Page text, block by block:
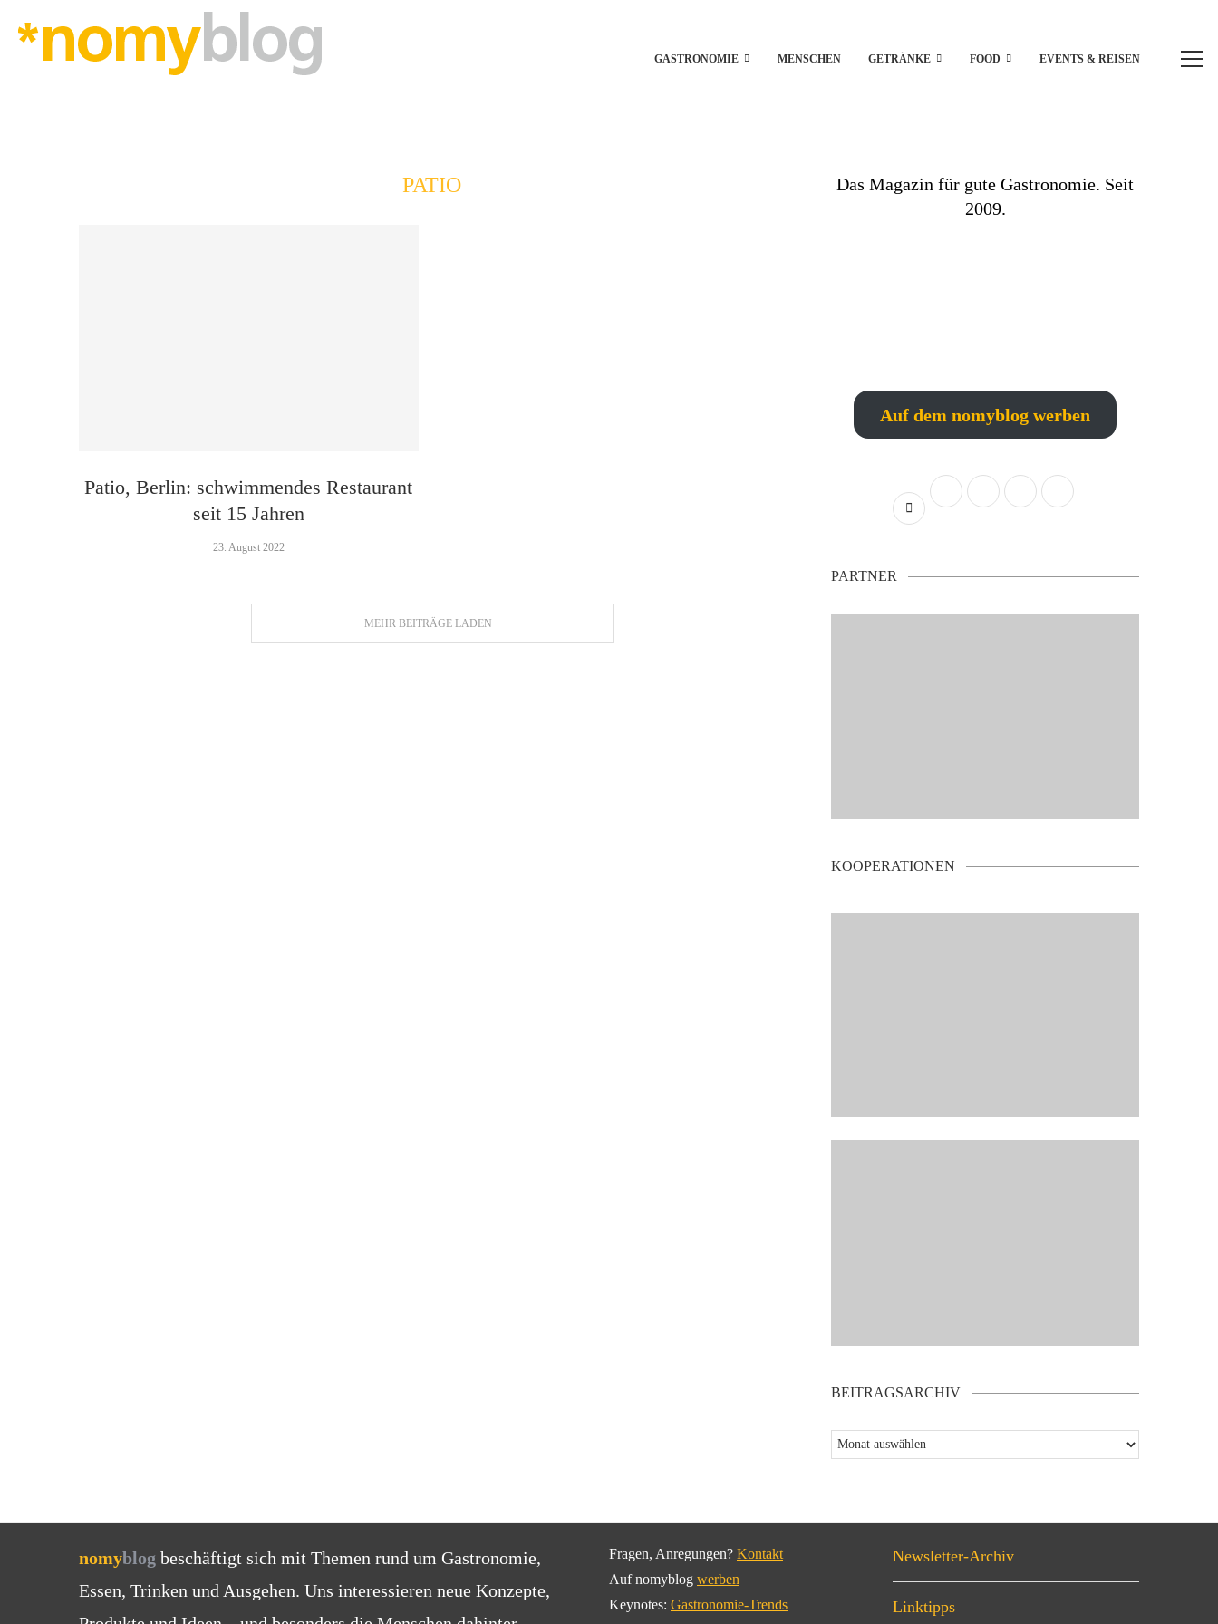
GASTRONOMIE MENSCHEN GETRÄNKE FOOD EVENTS & REISEN
PATIO
Patio, Berlin: schwimmendes Restaurant
seit 15 Jahren
23. August 2022
MEHR BEITRÄGE LADEN
Das Magazin für gute Gastronomie. Seit
2009.
Auf dem nomyblog werben
PARTNER
KOOPERATIONEN
BEITRAGSARCHIV
nomyblog beschäftigt sich mit Themen rund um Gastronomie,
Essen, Trinken und Ausgehen. Uns interessieren neue Konzepte,
Fragen, Anregungen? Kontakt
Auf nomyblog werben
Keynotes: Gastronomie-Trends
Newsletter-Archiv
Linktipps